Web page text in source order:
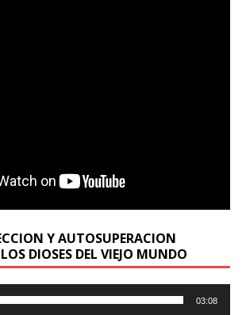
Y AUTOSUPERACION
DIOSES DEL VIEJO MUNDO
03:08